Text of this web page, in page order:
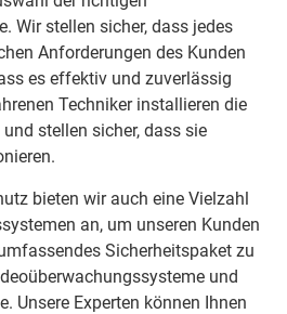
Wir stellen sicher, dass jedes
Anforderungen des Kunden
es effektiv und zuverlässig
Techniker installieren die
stellen sicher, dass sie
bieten wir auch eine Vielzahl
an, um unseren Kunden
Sicherheitspaket zu
und
Unsere Experten können Ihnen